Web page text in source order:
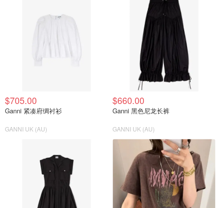
$705.00
Ganni 紧凑府绸衬衫
GANNI UK (AU)
$660.00
Ganni 黑色尼龙长裤
GANNI UK (AU)